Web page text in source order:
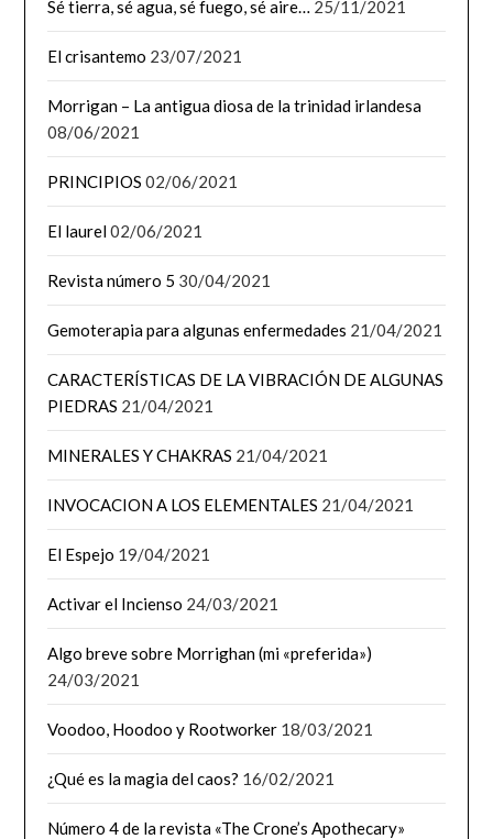
Sé tierra, sé agua, sé fuego, sé aire… 25/11/2021
El crisantemo 23/07/2021
Morrigan – La antigua diosa de la trinidad irlandesa
08/06/2021
PRINCIPIOS 02/06/2021
El laurel02/06/2021
Revista número 5 30/04/2021
Gemoterapia para algunas enfermedades 21/04/2021
CARACTERÍSTICAS DE LA VIBRACIÓN DE ALGUNAS
PIEDRAS 21/04/2021
MINERALES Y CHAKRAS 21/04/2021
INVOCACION A LOS ELEMENTALES 21/04/2021
El Espejo 19/04/2021
Activar el Incienso 24/03/2021
Algo breve sobre Morrighan (mi «preferida»)
24/03/2021
Voodoo, Hoodoo y Rootworker 18/03/2021
¿Qué es la magia del caos? 16/02/2021
Número 4 de la revista «The Crone’s Apothecary»